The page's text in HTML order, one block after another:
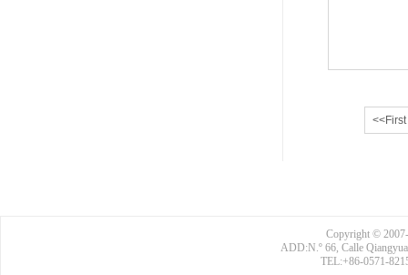
<<First
Copyright ©
ADD:N.º 66, Calle
TEL:+86-0571-